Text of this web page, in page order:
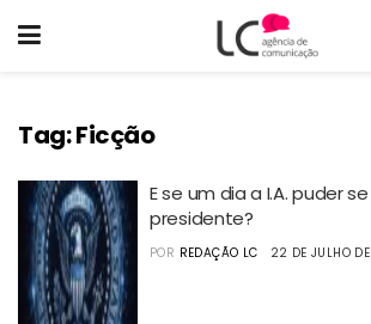
Tag:Ficção
E se um dia a I.A. puder
presidente?
POR REDAÇÃO LC 22 DE JULHO